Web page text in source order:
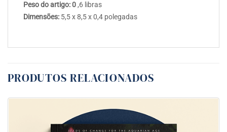
Peso do artigo: 0 ,6 libras
Dimensões: 5,5 x 8,5 x 0,4 polegadas
PRODUTOS RELACIONADOS